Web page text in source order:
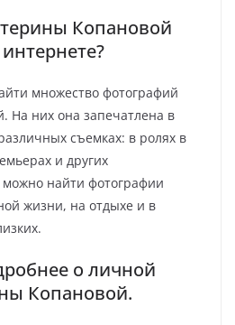
Копановой
множество фотографий
На них она запечатлена в
съемках: в ролях в
и других
найти фотографии
жизни, на отдыхе и в
о личной
Копановой.